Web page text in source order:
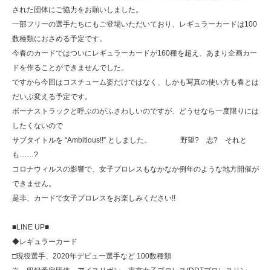
された団体にご協力をお願いしました。
一部フリーの選手たちにもご登場いただいており、レギュラーカードは100
数種類におさめる予定です。
今春のカードではついにレギュラーカードが160種を超え、あまり企画カー
ドを作ることができませんでした。
ですから今回はコスチューム姿だけではなく、しかも写真の使い方も春とは
だいぶ変える予定です。
ボーナストラックと呼ぶのがふさわしいのですが、どうせなら一度限りには
したくないので
サブタイトルを “Ambitious!!” としました。 野望? 志? それと
も……?
コロナウィルスの影響で、女子プロレスもなかなか例年のような地方開催が
できません。
是非、カードで女子プロレスをお楽しみください!!
■LINE UP■
◆レギュラーカード
□現役選手、2020年デビュー選手など 100数種類